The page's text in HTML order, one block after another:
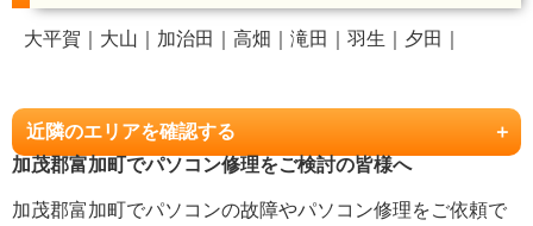
大平賀 大山 加治田 高畑 滝田 羽生 夕田
近隣のエリアを確認する
加茂郡富加町でパソコン修理をご検討の皆様へ
加茂郡富加町でパソコンの故障やパソコン修理をご依頼で